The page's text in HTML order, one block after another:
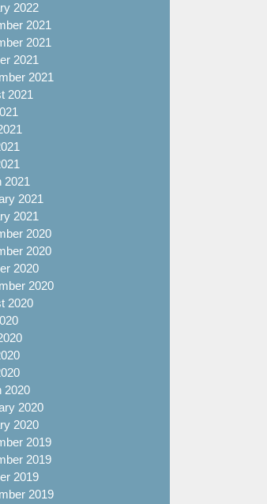
2022
2021
2021
2021
2021
2021
2021
2021
2021
2020
2020
2020
2020
2020
2020
2020
2020
2019
2019
2019
2019